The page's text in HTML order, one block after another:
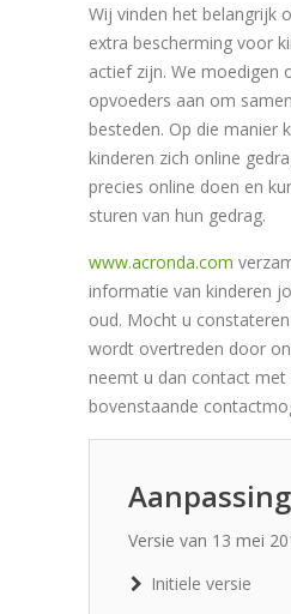
Wij vinden het belangrijk
extra bescherming voor
actief zijn. We moedigen
opvoeders aan om
besteden. Op die manier
kinderen zich online
precies online doen en
sturen van hun gedrag.
www.acronda.com
informatie van kinderen
oud. Mocht u
wordt overtreden door
neemt u dan contact met
bovenstaande
Versie van 13 mei
Initiele versie